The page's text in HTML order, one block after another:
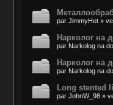
par JimmyHet »
Нарколог на
par Narkolog na
Нарколог на
par Narkolog na
Long stented
par JohnW_98 »